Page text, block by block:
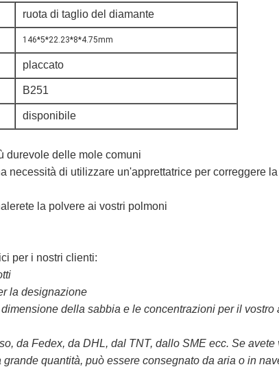
ruota di taglio del diamante
146*5*22.23*8*4.75mm
placcato
B251
disponibile
durevole delle mole comuni
necessità di utilizzare un'apprettatrice per correggere
la polvere ai vostri polmoni
per i nostri clienti:
la designazione
della sabbia e le concentrazioni per il vostro
da Fedex, da DHL, dal TNT, dallo SME ecc. Se
quantità, può essere consegnato da aria o in